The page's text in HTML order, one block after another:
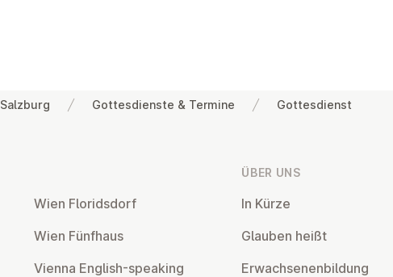
Salzburg Gottesdienste & Termine Gottesdienst
Wien Flo­rids­dorf
Wien Fünfhaus
Vienna English-speaking
ÜBER UNS
In Kürze
Glauben heißt
Er­wach­se­nen­bil­dung